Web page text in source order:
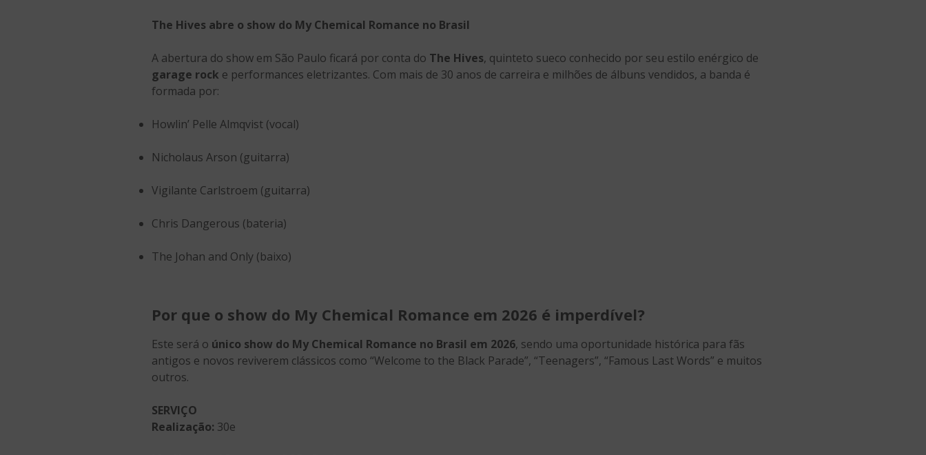
The Hives abre o show do My Chemical Romance no Brasil
A abertura do show em São Paulo ficará por conta do The Hives, quinteto sueco conhecido por seu estilo enérgico de
garage rock e performances eletrizantes. Com mais de 30 anos de carreira e milhões de álbuns vendidos, a banda é
formada por:
Howlin’ Pelle Almqvist (vocal)
Nicholaus Arson (guitarra)
Vigilante Carlstroem (guitarra)
Chris Dangerous (bateria)
The Johan and Only (baixo)
Por que o show do My Chemical Romance em 2026 é imperdível?
Este será o único show do My Chemical Romance no Brasil em 2026, sendo uma oportunidade histórica para fãs
antigos e novos reviverem clássicos como “Welcome to the Black Parade”, “Teenagers”, “Famous Last Words” e muitos
outros.
SERVIÇO
Realização: 30e